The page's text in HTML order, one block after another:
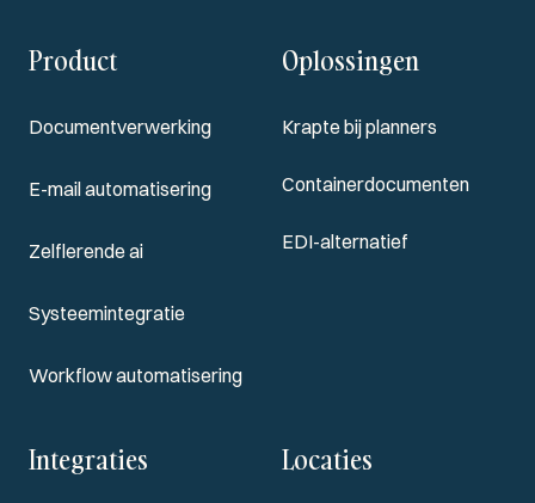
Product
Documentverwerking
E-mail automatisering
Zelflerende ai
Systeemintegratie
Workflow automatisering
Oplossingen
Krapte bij planners
Containerdocumenten
EDI-alternatief
Integraties Locaties